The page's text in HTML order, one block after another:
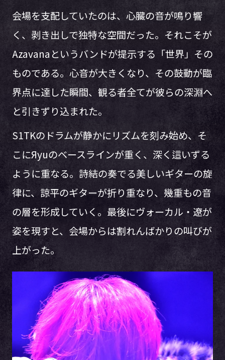
会場を支配していたのは、心臓の音が鳴り響
く、剥き出しで独特な空間だった。それこそが
Azavanaというバンドが提示する「世界」その
ものである。心音が大きくなり、その鼓動が臨
界点に達した瞬間、観る者全てが彼らの深淵へ
と引きずり込まれた。
S1TKのドラムが静かにリズムを刻み始め、そ
こにЯyuのベースラインが重く、深く這いずる
ように重なる。詩結の奏でる美しいギターの旋
律に、諒平のギターが折り重なり、幾重もの音
の層を形成していく。最後にヴォーカル・遼が
姿を現すと、会場からは割れんばかりの叫びが
上がった。